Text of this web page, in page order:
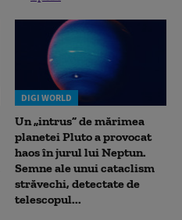
DIGI WORLD
Un „intrus” de mărimea
planetei Pluto a provocat
haos în jurul lui Neptun.
Semne ale unui cataclism
străvechi, detectate de
telescopul...